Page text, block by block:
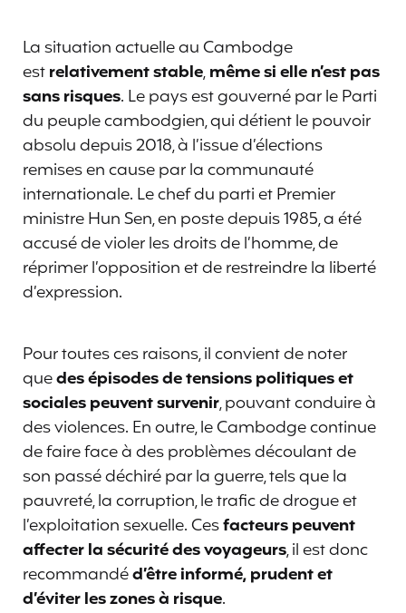
La situation actuelle au Cambodge
estrelativement stable,même si elle n’est pas
sans risques. Le pays est gouverné par le Parti
du peuple cambodgien, qui détient le pouvoir
absolu depuis 2018, à l’issue d’élections
remises en cause par la communauté
internationale. Le chef du parti et Premier
ministre Hun Sen, en poste depuis 1985, a été
accusé de violer les droits de l’homme, de
réprimer l’opposition et de restreindre la liberté
d’expression.
Pour toutes ces raisons, il convient de noter
quedes épisodes de tensions politiques et
sociales peuvent survenir, pouvant conduire à
des violences. En outre, le Cambodge continue
de faire face à des problèmes découlant de
son passé déchiré par la guerre, tels que la
pauvreté, la corruption, le trafic de drogue et
l’exploitation sexuelle. Cesfacteurs peuvent
affecter la sécurité des voyageurs, il est donc
recommandéd’être informé, prudent et
d’éviter les zones à risque.